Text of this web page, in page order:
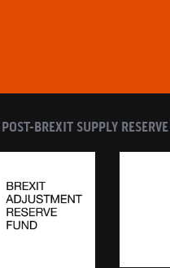
BREXIT SUPPLY RESERVE